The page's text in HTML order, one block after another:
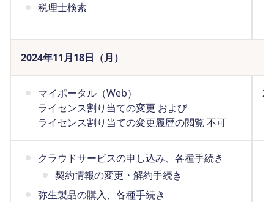
税理士検索
2024年11月18日（月）
マイポータル（Web）
ライセンス割り当ての変更 および
ライセンス割り当ての変更履歴の閲覧 不可
クラウドサービスの申し込み、各種手続き
契約情報の変更・解約手続き
弥生製品の購入、各種手続き